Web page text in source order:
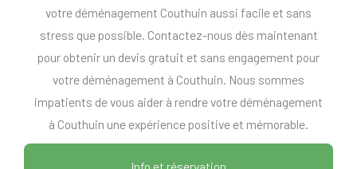
votre déménagement Couthuin aussi facile et sans
stress que possible. Contactez-nous dès maintenant
pour obtenir un devis gratuit et sans engagement pour
votre déménagement à Couthuin. Nous sommes
impatients de vous aider à rendre votre déménagement
à Couthuin une expérience positive et mémorable.